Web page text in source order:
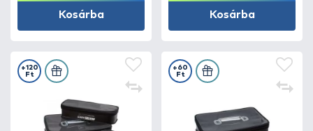
Kosárba Kosárba
+120
Ft
+60
Ft